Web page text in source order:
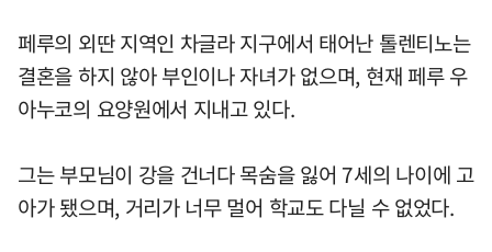
페루의 외딴 지역인 차글라 지구에서 태어난 톨렌티노는
결혼을 하지 않아 부인이나 자녀가 없으며, 현재 페루 우
아누코의 요양원에서 지내고 있다.
그는 부모님이 강을 건너다 목숨을 잃어 7세의 나이에 고
아가 됐으며, 거리가 너무 멀어 학교도 다닐 수 없었다.